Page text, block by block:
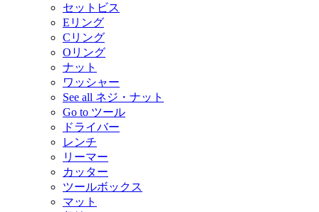
セットビス
Eリング
Cリング
Oリング
ナット
ワッシャー
See all ネジ・ナット
Go to ツール
ドライバー
レンチ
リーマー
カッター
ツールボックス
マット